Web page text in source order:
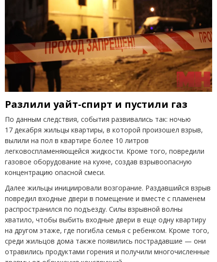
Разлили уайт-спирт и пустили газ
По данным следствия, события развивались так: ночью
17 декабря жильцы квартиры, в которой произошел взрыв,
вылили на пол в квартире более 10 литров
легковоспламеняющейся жидкости. Кроме того, повредили
газовое оборудование на кухне, создав взрывоопасную
концентрацию опасной смеси.
Далее жильцы инициировали возгорание. Раздавшийся взрыв
повредил входные двери в помещение и вместе с пламенем
распространился по подъезду. Силы взрывной волны
хватило, чтобы выбить входные двери в еще одну квартиру
на другом этаже, где погибла семья с ребенком. Кроме того,
среди жильцов дома также появились пострадавшие — они
отравились продуктами горения и получили многочисленные